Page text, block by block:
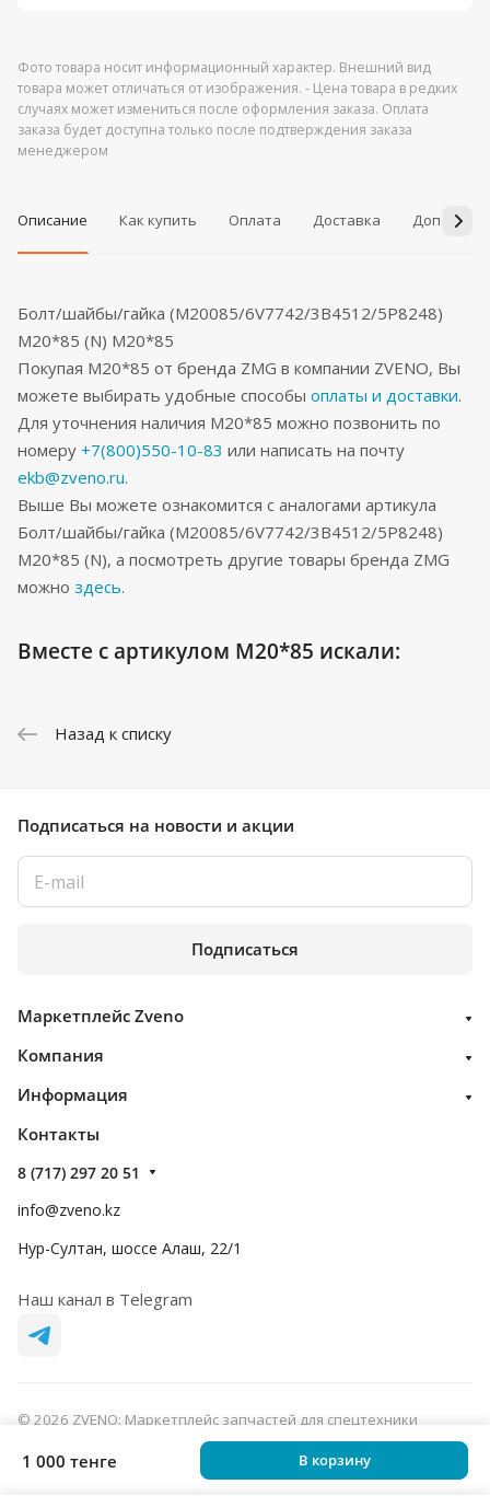
1 000 тенге В корзину
Фото товара носит информационный характер. Внешний вид
товара может отличаться от изображения. - Цена товара в редких
случаях может измениться после оформления заказа. Оплата
заказа будет доступна только после подтверждения заказа
менеджером
Описание Как купить Оплата Доставка
Болт/шайбы/гайка (M20085/6V7742/3B4512/5P8248)
M20*85 (N) M20*85
Покупая M20*85 от бренда ZMG в компании ZVENO, Вы
можете выбирать удобные способы оплаты и доставки.
Для уточнения наличия M20*85 можно позвонить по
номеру +7(800)550-10-83 или написать на почту
ekb@zveno.ru.
Выше Вы можете ознакомится с аналогами артикула
Болт/шайбы/гайка (M20085/6V7742/3B4512/5P8248)
M20*85 (N), а посмотреть другие товары бренда ZMG
можно здесь.
Вместе с артикулом M20*85 искали:
Назад к списку
Подписаться на новости и акции
Подписаться
Маркетплейс Zveno
Компания
Информация
Контакты
8 (717) 297 20 51
info@zveno.kz
Нур-Султан, шоссе Алаш, 22/1
Наш канал в Telegram
© 2026 ZVENO: Маркетплейс запчастей для спецтехники
Конфиденциальность